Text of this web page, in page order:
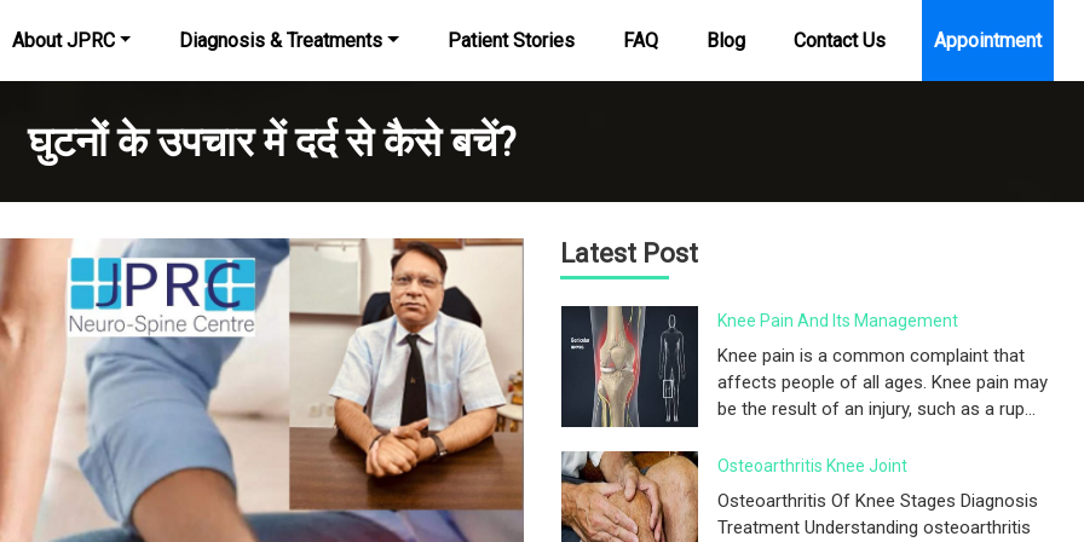
About JPRC Diagnosis & Treatments Patient Stories FAQ Blog Contact Us Appointment
घुटनों के उपचार में दर्द से कैसे बचें?
Latest Post
Knee Pain And Its Management
Knee pain is a common complaint that
affects people of all ages. Knee pain may
be the result of an injury, such as a rup...
Osteoarthritis Knee Joint
Osteoarthritis Of Knee Stages Diagnosis
Treatment Understanding osteoarthritis